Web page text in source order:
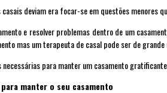
casais deviam era focar-se em questões menores
e resolver problemas dentro de um
mas um terapeuta de casal pode ser de
para manter um casamento
manter o seu casamento